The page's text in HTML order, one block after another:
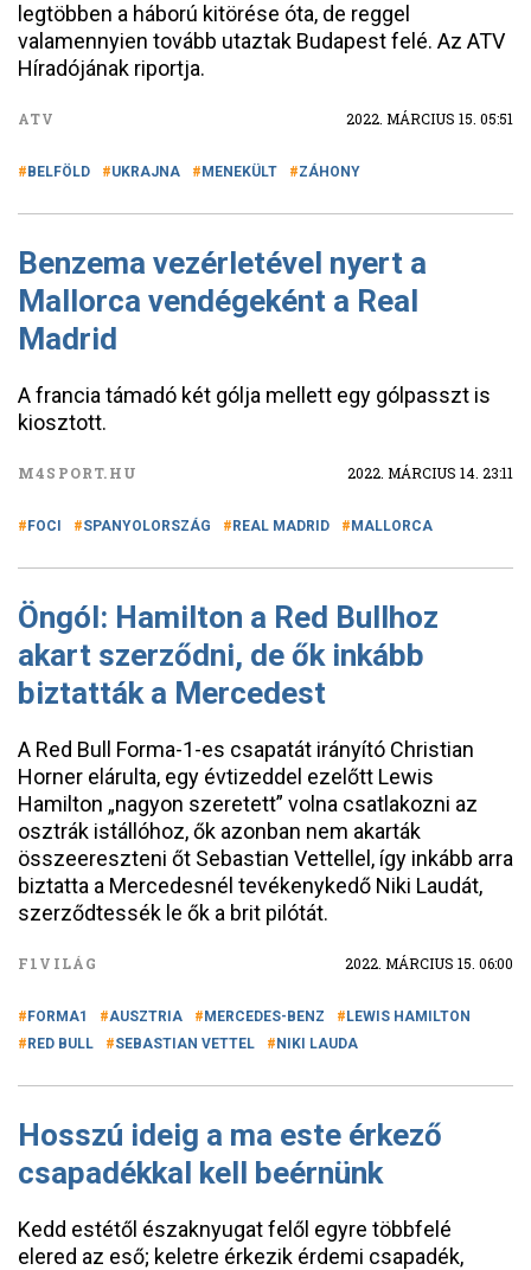
legtöbben a háború kitörése óta, de reggel
valamennyien tovább utaztak Budapest felé. Az ATV
Híradójának riportja.
ATV 2022. MÁRCIUS 15. 05:51
BELFÖLD UKRAJNA MENEKÜLT ZÁHONY
Benzema vezérletével nyert a
Mallorca vendégeként a Real
Madrid
A francia támadó két gólja mellett egy gólpasszt is
kiosztott.
M4SPORT.HU 2022. MÁRCIUS 14. 23:11
FOCI SPANYOLORSZÁG REAL MADRID MALLORCA
Öngól: Hamilton a Red Bullhoz
akart szerződni, de ők inkább
biztatták a Mercedest
A Red Bull Forma-1-es csapatát irányító Christian
Horner elárulta, egy évtizeddel ezelőtt Lewis
Hamilton „nagyon szeretett” volna csatlakozni az
osztrák istállóhoz, ők azonban nem akarták
összeereszteni őt Sebastian Vettellel, így inkább arra
biztatta a Mercedesnél tevékenykedő Niki Laudát,
szerződtessék le ők a brit pilótát.
F1VILÁG 2022. MÁRCIUS 15. 06:00
FORMA1 AUSZTRIA MERCEDES-BENZ
LEWIS HAMILTON
RED BULL
SEBASTIAN VETTEL NIKI LAUDA
Hosszú ideig a ma este érkező
csapadékkal kell beérnünk
Kedd estétől északnyugat felől egyre többfelé
elered az eső; keletre érkezik érdemi csapadék,